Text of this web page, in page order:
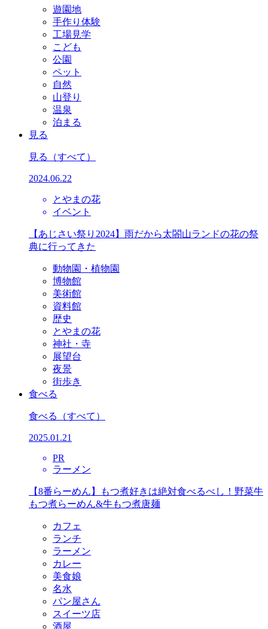
遊園地
手作り体験
工場見学
こども
公園
ペット
自然
山登り
温泉
泊まる
見る
見る （すべて）
2024.06.22
とやまの花
イベント
【あじさい祭り2024】雨だから太閤山ランドの花の祭
典に行ってきた
動物園・植物園
博物館
美術館
資料館
歴史
とやまの花
神社・寺
展望台
夜景
街歩き
食べる
食べる （すべて）
2025.01.21
PR
ラーメン
【8番らーめん】もつ煮好きは絶対食べるべし！野菜牛
もつ煮らーめん&牛もつ煮唐麺
カフェ
ランチ
ラーメン
カレー
美食娘
名水
パン屋さん
スイーツ店
酒屋